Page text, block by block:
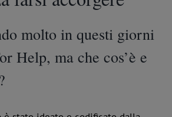
molto in questi giorni
Help, ma che cos’è e